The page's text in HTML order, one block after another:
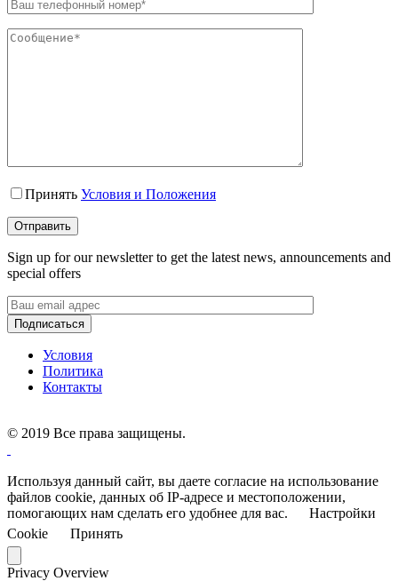
Принять Условия и Положения
Sign up for our newsletter to get the latest news, announcements and
special offers
Условия
Политика
Контакты
© 2019 Все права защищены.
Используя данный сайт, вы даете согласие на использование
файлов cookie, данных об IP-адресе и местоположении,
помогающих нам сделать его удобнее для вас.
Настройки
Cookie
Принять
Privacy Overview